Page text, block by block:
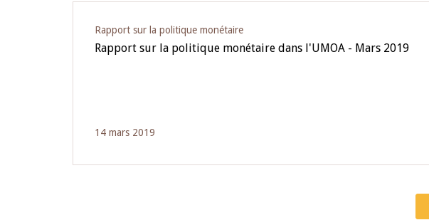
Rapport sur la politique monétaire
Rapport sur la politique monétaire dans l'UMOA - Mars 2019
14 mars 2019